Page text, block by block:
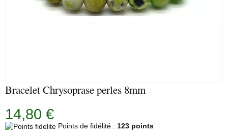
Bracelet Chrysoprase perles 8mm
14,80 €
Points de fidélité : 123 points